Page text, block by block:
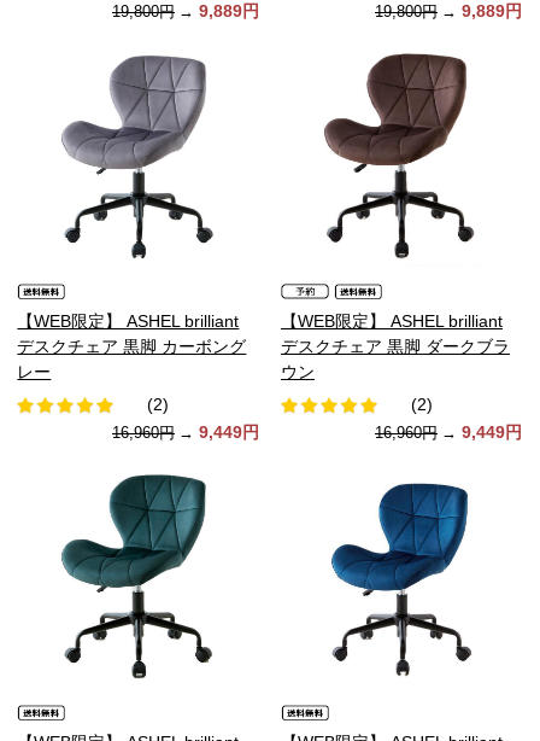
19,800円 → 9,889円 19,800円 → 9,889円
【WEB限定】 ASHEL brilliant
デスクチェア 黒脚 カーボング
レー
(2)
16,960円 → 9,449円
【WEB限定】 ASHEL brilliant
デスクチェア 黒脚 ダークブラ
ウン
(2)
16,960円 → 9,449円